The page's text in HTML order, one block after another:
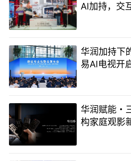
AI加持，交
华润加持下
易AI电视开
华润赋能・
构家庭观影